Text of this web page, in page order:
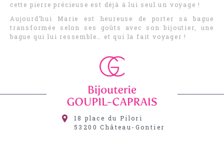
cette pierre précieuse est déjà à lui seul un voyage !
Aujourd’hui Marie est heureuse de porter sa bague
transformée selon ses goûts avec son bijoutier, une
bague qui lui ressemble… et qui la fait voyager !
18 place du Pilori
53200Château-Gontier